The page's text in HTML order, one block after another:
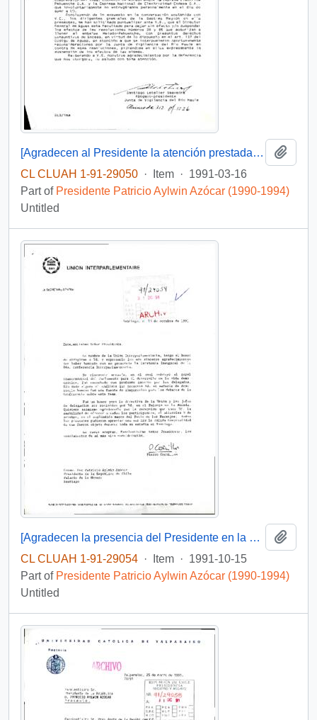
[Agradecen al Presidente la atención prestada a su caso]
CL CLUAH 1-91-29050 · Item · 1991-03-16
Part of Presidente Patricio Aylwin Azócar (1990-1994)
Untitled
[Agradecen la presencia del Presidente en la Ceremonia Inaugural de la 86a. Conferencia Interparlamentaria]
CL CLUAH 1-91-29054 · Item · 1991-10-15
Part of Presidente Patricio Aylwin Azócar (1990-1994)
Untitled